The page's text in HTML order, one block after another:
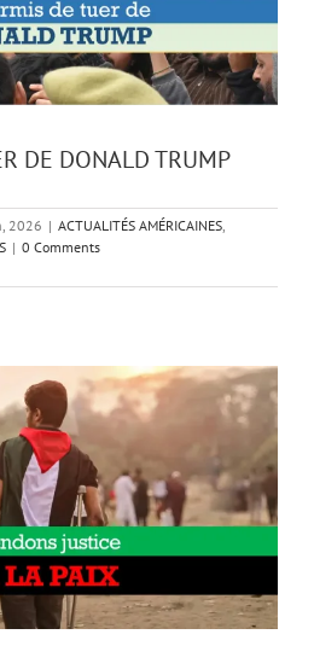
DE DONALD TRUMP
2026 | ACTUALITÉS AMÉRICAINES
| 0 Comments